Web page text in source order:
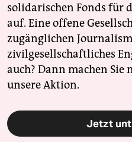
solidarischen Fonds für
auf. Eine offene
zugänglichen
zivilgesellschaftliches
auch? Dann machen
unsere Aktion.
Jetzt